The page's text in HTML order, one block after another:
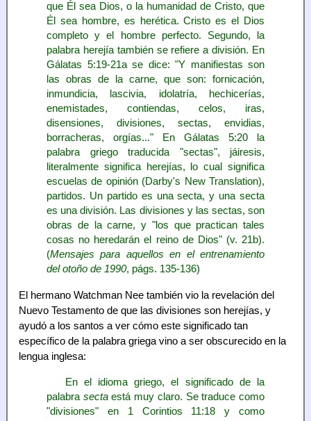
que Él sea Dios, o la humanidad de Cristo, que
Él sea hombre, es herética. Cristo es el Dios
completo y el hombre perfecto. Segundo, la
palabra herejía también se refiere a división. En
Gálatas 5:19-21a se dice: "Y manifiestas son
las obras de la carne, que son: fornicación,
inmundicia, lascivia, idolatría, hechicerías,
enemistades, contiendas, celos, iras,
disensiones, divisiones, sectas, envidias,
borracheras, orgías..." En Gálatas 5:20 la
palabra griego traducida "sectas", jáiresis,
literalmente significa herejías, lo cual significa
escuelas de opinión (Darby's New Translation),
partidos. Un partido es una secta, y una secta
es una división. Las divisiones y las sectas, son
obras de la carne, y "los que practican tales
cosas no heredarán el reino de Dios" (v. 21b).
(Mensajes para aquellos en el entrenamiento
del otoño de 1990, págs. 135-136)
El hermano Watchman Nee también vio la revelación del
Nuevo Testamento de que las divisiones son herejías, y
ayudó a los santos a ver cómo este significado tan
específico de la palabra griega vino a ser obscurecido en la
lengua inglesa:
En el idioma griego, el significado de la
palabra sectaestá muy claro. Se traduce como
"divisiones" en 1 Corintios 11:18 y como